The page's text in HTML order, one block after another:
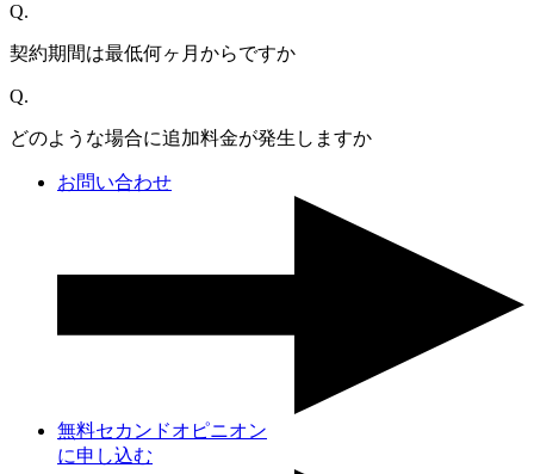
Q.
契約期間は最低何ヶ月からですか
Q.
どのような場合に追加料金が発生しますか
お問い合わせ
無料セカンドオピニオン
に申し込む